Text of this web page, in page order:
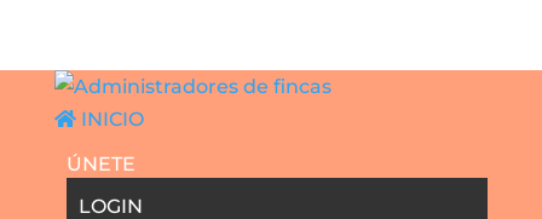
INICIO
ÚNETE
LOGIN